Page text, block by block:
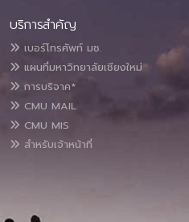
บริการสำคัญ
เบอร์โทรศัพท์ มช.
แผนที่มหาวิทยาลัยเชียงใหม่
การบริจาค*
CMU MAIL
CMU MIS
สำหรับเจ้าหน้าที่